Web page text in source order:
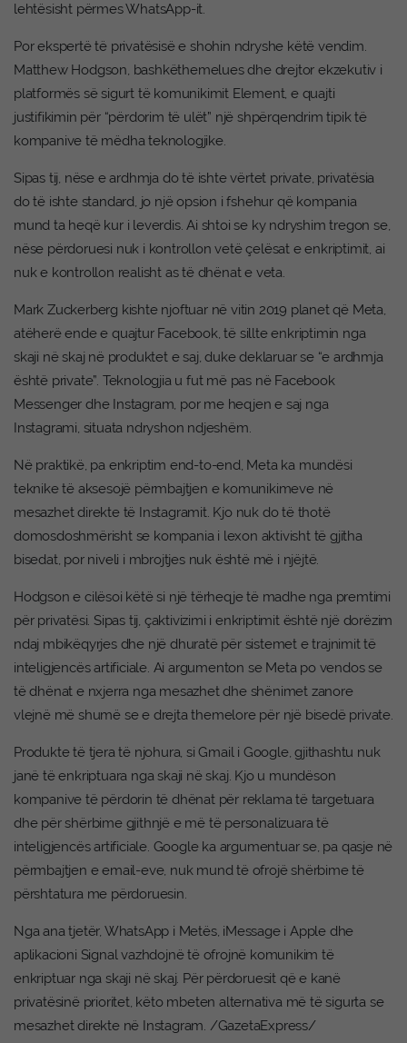
lehtësisht përmes WhatsApp-it.
Por ekspertë të privatësisë e shohin ndryshe këtë vendim.
Matthew Hodgson, bashkëthemelues dhe drejtor ekzekutiv i
platformës së sigurt të komunikimit Element, e quajti
justifikimin për “përdorim të ulët” një shpërqendrim tipik të
kompanive të mëdha teknologjike.
Sipas tij, nëse e ardhmja do të ishte vërtet private, privatësia
do të ishte standard, jo një opsion i fshehur që kompania
mund ta heqë kur i leverdis. Ai shtoi se ky ndryshim tregon se,
nëse përdoruesi nuk i kontrollon vetë çelësat e enkriptimit, ai
nuk e kontrollon realisht as të dhënat e veta.
Mark Zuckerberg kishte njoftuar në vitin 2019 planet që Meta,
atëherë ende e quajtur Facebook, të sillte enkriptimin nga
skaji në skaj në produktet e saj, duke deklaruar se “e ardhmja
është private”. Teknologjia u fut më pas në Facebook
Messenger dhe Instagram, por me heqjen e saj nga
Instagrami, situata ndryshon ndjeshëm.
Në praktikë, pa enkriptim end-to-end, Meta ka mundësi
teknike të aksesojë përmbajtjen e komunikimeve në
mesazhet direkte të Instagramit. Kjo nuk do të thotë
domosdoshmërisht se kompania i lexon aktivisht të gjitha
bisedat, por niveli i mbrojtjes nuk është më i njëjtë.
Hodgson e cilësoi këtë si një tërheqje të madhe nga premtimi
për privatësi. Sipas tij, çaktivizimi i enkriptimit është një dorëzim
ndaj mbikëqyrjes dhe një dhuratë për sistemet e trajnimit të
inteligjencës artificiale. Ai argumenton se Meta po vendos se
të dhënat e nxjerra nga mesazhet dhe shënimet zanore
vlejnë më shumë se e drejta themelore për një bisedë private.
Produkte të tjera të njohura, si Gmail i Google, gjithashtu nuk
janë të enkriptuara nga skaji në skaj. Kjo u mundëson
kompanive të përdorin të dhënat për reklama të targetuara
dhe për shërbime gjithnjë e më të personalizuara të
inteligjencës artificiale. Google ka argumentuar se, pa qasje në
përmbajtjen e email-eve, nuk mund të ofrojë shërbime të
përshtatura me përdoruesin.
Nga ana tjetër, WhatsApp i Metës, iMessage i Apple dhe
aplikacioni Signal vazhdojnë të ofrojnë komunikim të
enkriptuar nga skaji në skaj. Për përdoruesit që e kanë
privatësinë prioritet, këto mbeten alternativa më të sigurta se
mesazhet direkte në Instagram. /GazetaExpress/